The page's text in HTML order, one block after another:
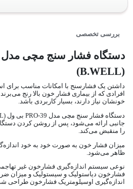
بررسی تخصصی
(B.WELL)
داشتن یک فشارسنج با امکانات مناسب برای
افرادی که از بیماری فشار خون بالا رنج
خونشان نیاز دارند، بسیار کاربردی باشد.
جانبی ارائه می‌شود، پس از روشن کردن
را منقبض می‌کند.
میزان فشار خون به‌ صورت خود به خود
ظاهر می‌شود.
نوعی سیستم اندازه‌گیری فشارخون غیر
فشارخون دیاستولیک و سیستولیک و میزان
اندازه‌گیری اوسیلومتریک فشارخون طراحی